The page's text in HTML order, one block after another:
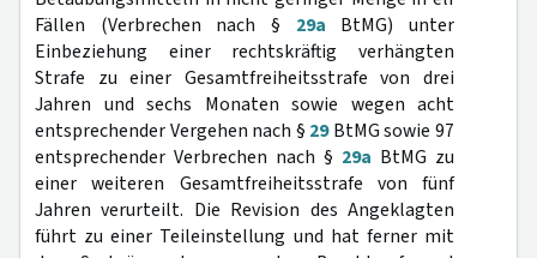
Fällen (Verbrechen nach § 29a BtMG) unter
Einbeziehung einer rechtskräftig verhängten
Strafe zu einer Gesamtfreiheitsstrafe von drei
Jahren und sechs Monaten sowie wegen acht
entsprechender Vergehen nach § 29BtMG sowie 97
entsprechender Verbrechen nach § 29a BtMG zu
einer weiteren Gesamtfreiheitsstrafe von fünf
Jahren verurteilt. Die Revision des Angeklagten
führt zu einer Teileinstellung und hat ferner mit